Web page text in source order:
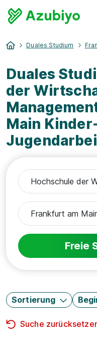
Duales Studium
Duales
der
Main
Freie
Sortierung
Suche